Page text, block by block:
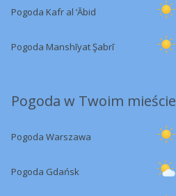
Pogoda Kafr al ‘Ābid
Pogoda Manshīyat Şabrī
Pogoda w Twoim mieście
Pogoda Warszawa
Pogoda Gdańsk